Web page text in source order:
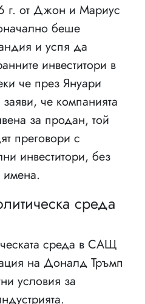
г. от Джон и Мариус
беше
и успя да
инвеститори в
че през Януари
че компанията
за продан, той
преговори с
инвеститори, без
имена.
среда
среда в САЩ
на Доналд Тръмп
условия за